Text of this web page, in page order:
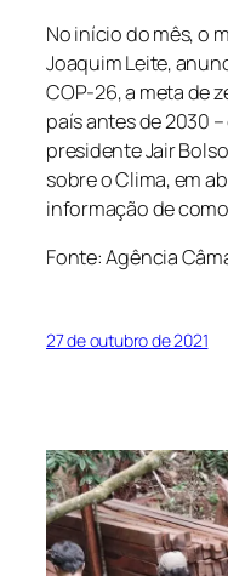
No início do mês, o
Joaquim Leite,
COP-26, a meta de
país antes de 2030
presidente Jair
sobre o Clima, em
informação de
Fonte: Agência
27 de outubro de 2021